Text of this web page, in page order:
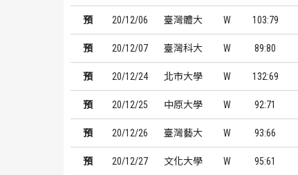
預 20/12/06 臺灣體大 W 103:79
預 20/12/07 臺灣科大 W 89:80
預 20/12/24 北市大學 W 132:69
預 20/12/25 中原大學 W 92:71
預 20/12/26 臺灣藝大 W 93:66
預 20/12/27 文化大學 W 95:61